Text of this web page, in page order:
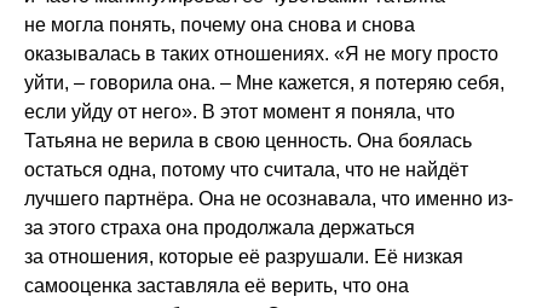
не могла понять, почему она снова и снова
оказывалась в таких отношениях. «Я не могу просто
уйти, – говорила она. – Мне кажется, я потеряю себя,
если уйду от него». В этот момент я поняла, что
Татьяна не верила в свою ценность. Она боялась
остаться одна, потому что считала, что не найдёт
лучшего партнёра. Она не осознавала, что именно из-
за этого страха она продолжала держаться
за отношения, которые её разрушали. Её низкая
самооценка заставляла её верить, что она